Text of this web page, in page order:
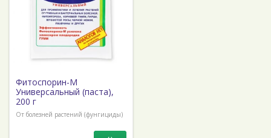
Фитоспорин-М
Универсальный (паста),
200 г
От болезней растений (фунгициды)